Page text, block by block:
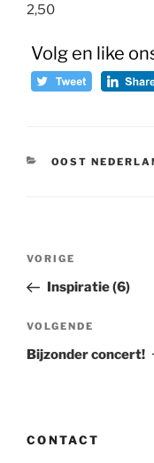
2,50
Volg en like
CATEGORIEËN
OOST
Bericht
Vorig
bericht
VORIGE
Inspiratie (6)
Volgend
bericht
VOLGENDE
Bijzonder concert!
CONTACT